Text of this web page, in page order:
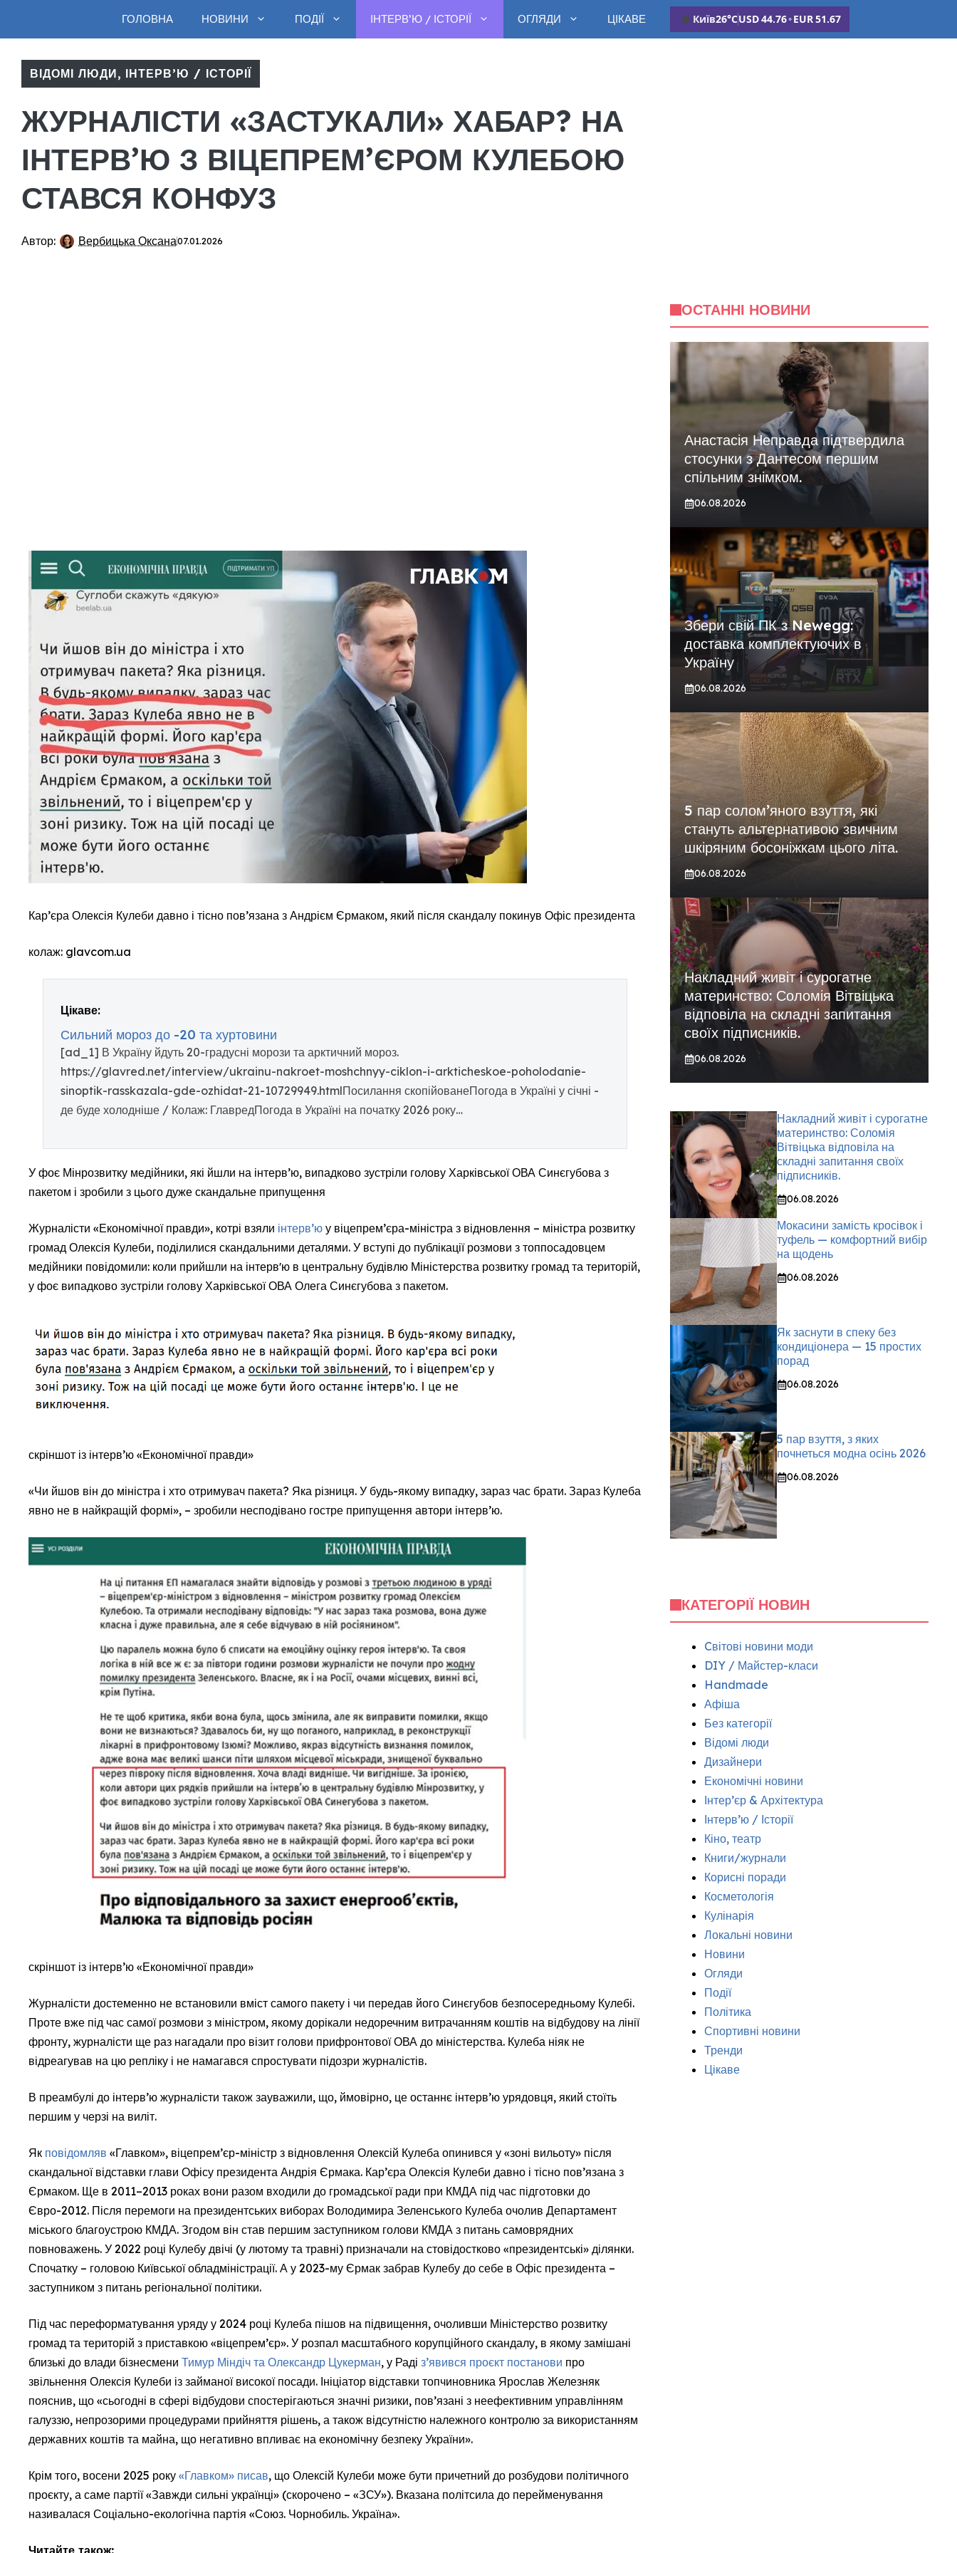
ГОЛОВНА НОВИНИ ПОДІЇ ІНТЕРВ’Ю / ІСТОРІЇ ОГЛЯДИ ЦІКАВЕ Київ26°CUSD44.76•EUR51.67
ВІДОМІ ЛЮДИ, ІНТЕРВ’Ю / ІСТОРІЇ
ЖУРНАЛІСТИ «ЗАСТУКАЛИ» ХАБАР? НА
ІНТЕРВ’Ю З ВІЦЕПРЕМ’ЄРОМ КУЛЕБОЮ
СТАВСЯ КОНФУЗ
Автор: Вербицька Оксана07.01.2026
Кар’єра Олексія Кулеби давно і тісно пов’язана з Андрієм Єрмаком, який після скандалу покинув Офіс президента
колаж: glavcom.ua
Цікаве:
Сильний мороз до -20 та хуртовини
[ad_1] В Україну йдуть 20-градусні морози та арктичний мороз.
https://glavred.net/interview/ukrainu-nakroet-moshchnyy-ciklon-i-arkticheskoe-poholodanie-
sinoptik-rasskazala-gde-ozhidat-21-10729949.htmlПосилання скопійованеПогода в Україні у січні -
де буде холодніше / Колаж: ГлавредПогода в Україні на початку 2026 року…
У фоє Мінрозвитку медійники, які йшли на інтерв’ю, випадково зустріли голову Харківської ОВА Синєгубова з
пакетом і зробили з цього дуже скандальне припущення
Журналісти «Економічної правди», котрі взяли інтерв’ю у віцепрем’єра-міністра з відновлення – міністра розвитку
громад Олексія Кулеби, поділилися скандальними деталями. У вступі до публікації розмови з топпосадовцем
медійники повідомили: коли прийшли на інтервʼю в центральну будівлю Міністерства розвитку громад та територій,
у фоє випадково зустріли голову Харківської ОВА Олега Синєгубова з пакетом.
скріншот із інтерв’ю «Економічної правди»
«Чи йшов він до міністра і хто отримувач пакета? Яка різниця. У будь-якому випадку, зараз час брати. Зараз Кулеба
явно не в найкращій формі», – зробили несподівано гостре припущення автори інтерв’ю.
скріншот із інтерв’ю «Економічної правди»
Журналісти достеменно не встановили вміст самого пакету і чи передав його Синєгубов безпосередньому Кулебі.
Проте вже під час самої розмови з міністром, якому дорікали недоречним витрачанням коштів на відбудову на лінії
фронту, журналісти ще раз нагадали про візит голови прифронтової ОВА до міністерства. Кулеба ніяк не
відреагував на цю репліку і не намагався спростувати підозри журналістів.
В преамбулі до інтерв’ю журналісти також зауважили, що, ймовірно, це останнє інтерв’ю урядовця, який стоїть
першим у черзі на виліт.
Як повідомляв «Главком», віцепрем’єр-міністр з відновлення Олексій Кулеба опинився у «зоні вильоту» після
скандальної відставки глави Офісу президента Андрія Єрмака. Кар’єра Олексія Кулеби давно і тісно пов’язана з
Єрмаком. Ще в 2011–2013 роках вони разом входили до громадської ради при КМДА під час підготовки до
Євро-2012. Після перемоги на президентських виборах Володимира Зеленського Кулеба очолив Департамент
міського благоустрою КМДА. Згодом він став першим заступником голови КМДА з питань самоврядних
повноважень. У 2022 році Кулебу двічі (у лютому та травні) призначали на стовідостково «президентські» ділянки.
Спочатку – головою Київської обладміністрації. А у 2023-му Єрмак забрав Кулебу до себе в Офіс президента –
заступником з питань регіональної політики.
Під час переформатування уряду у 2024 році Кулеба пішов на підвищення, очоливши Міністерство розвитку
громад та територій з приставкою «віцепрем’єр». У розпал масштабного корупційного скандалу, в якому замішані
близькі до влади бізнесмени Тимур Міндіч та Олександр Цукерман, у Раді з’явився проєкт постанови про
звільнення Олексія Кулеби із займаної високої посади. Ініціатор відставки топчиновника Ярослав Железняк
пояснив, що «сьогодні в сфері відбудови спостерігаються значні ризики, пов’язані з неефективним управлінням
галуззю, непрозорими процедурами прийняття рішень, а також відсутністю належного контролю за використанням
державних коштів та майна, що негативно впливає на економічну безпеку України».
Крім того, восени 2025 року «Главком» писав, що Олексій Кулеби може бути причетний до розбудови політичного
проєкту, а саме партії «Завжди сильні українці» (скорочено – «ЗСУ»). Вказана політсила до перейменування
називалася Соціально-екологічна партія «Союз. Чорнобиль. Україна».
ОСТАННІ НОВИНИ
Анастасія Неправда підтвердила
стосунки з Дантесом першим
спільним знімком.
06.08.2026
Збери свій ПК з Newegg:
доставка комплектуючих в
Україну
06.08.2026
5 пар солом’яного взуття, які
стануть альтернативою звичним
шкіряним босоніжкам цього літа.
06.08.2026
Накладний живіт і сурогатне
материнство: Соломія Вітвіцька
відповіла на складні запитання
своїх підписників.
06.08.2026
Накладний живіт і сурогатне
материнство: Соломія
Вітвіцька відповіла на
складні запитання своїх
підписників.
06.08.2026
Мокасини замість кросівок і
туфель — комфортний вибір
на щодень
06.08.2026
Як заснути в спеку без
кондиціонера — 15 простих
порад
06.08.2026
5 пар взуття, з яких
почнеться модна осінь 2026
06.08.2026
КАТЕГОРІЇ НОВИН
Cвітові новини моди
DIY / Майстер-класи
Handmade
Афіша
Без категорії
Відомі люди
Дизайнери
Економічні новини
Інтер’єр & Архітектура
Інтерв’ю / Історії
Кіно, театр
Книги/журнали
Корисні поради
Косметологія
Кулінарія
Локальні новини
Новини
Огляди
Події
Політика
Спортивні новини
Тренди
Цікаве